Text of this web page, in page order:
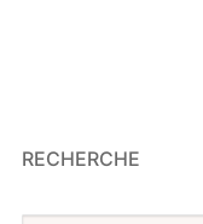
RECHERCHE